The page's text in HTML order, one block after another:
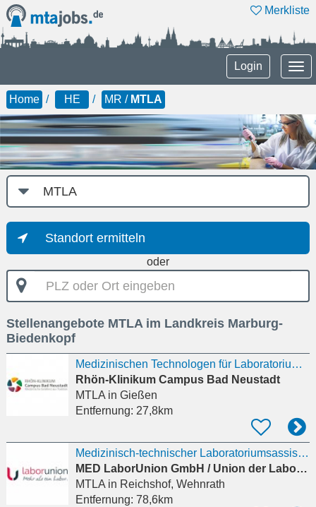
Merkliste
Login
Home HE MR / MTLA
Job-
Kategorie
Standort ermitteln
oder
PLZ
oder
eingeben
Stellenangebote MTLA im Landkreis Marburg-
Biedenkopf
Medizinischen Technologen für Laboratoriumsanalytik oder Medizinisch-technischen
Rhön-Klinikum Campus Bad Neustadt
MTLAin Gießen
Entfernung: 27,8km
Medizinisch-technischer Laboratoriumsassistent MTLA
MED LaborUnion GmbH / Union der Laborgemeinschaften GbR
MTLAin Reichshof, Wehnrath
Entfernung: 78,6km